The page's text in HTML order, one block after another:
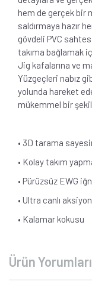
hem de gerçek bir
saldırmaya hazır
gövdeli PVC
takıma bağlamak
Jig kafalarına ve
Yüzgeçleri nabız
yolunda hareket
mükemmel bir
• 3D tarama
• Kolay takım
• Pürüzsüz EWG
• Ultra canlı aksiyon
• Kalamar kokusu
Ürün Yorumları